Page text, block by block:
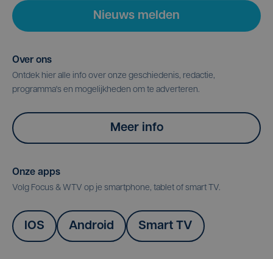
Nieuws melden
Over ons
Ontdek hier alle info over onze geschiedenis, redactie,
programma's en mogelijkheden om te adverteren.
Meer info
Onze apps
Volg Focus & WTV op je smartphone, tablet of smart TV.
IOS Android Smart TV